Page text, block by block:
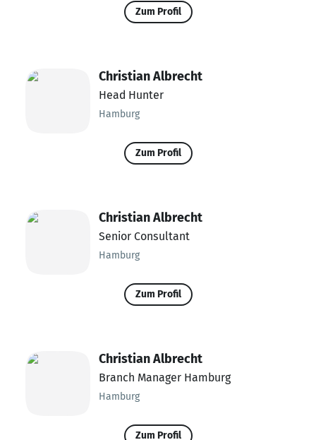
Zum Profil
Christian Albrecht
Head Hunter
Hamburg
Zum Profil
Christian Albrecht
Senior Consultant
Hamburg
Zum Profil
Christian Albrecht
Branch Manager Hamburg
Hamburg
Zum Profil